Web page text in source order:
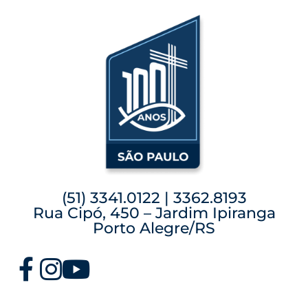
(51) 3341.0122 | 3362.8193
Rua Cipó, 450 – Jardim Ipiranga
Porto Alegre/RS